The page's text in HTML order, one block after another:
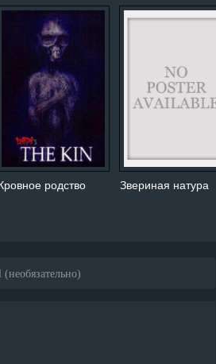
родство Звериная натура